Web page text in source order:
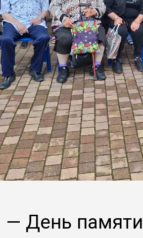
День